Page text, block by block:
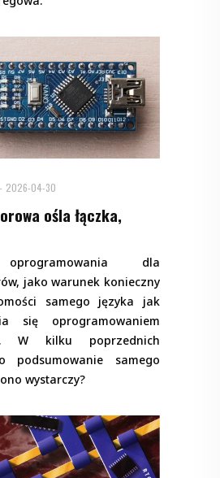
2026-04-30
ośla łączka,
dla
jako warunek konieczny
samego języka jak
się oprogramowaniem
W kilku poprzednich
podsumowanie samego
wystarczy?